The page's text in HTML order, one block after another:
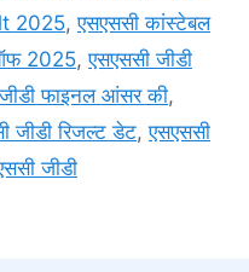
2025,एसएससी कांस्टेबल
2025,एसएससी जीडी
फाइनल आंसर की,
जीडी रिजल्ट डेट,एसएससी
जीडी